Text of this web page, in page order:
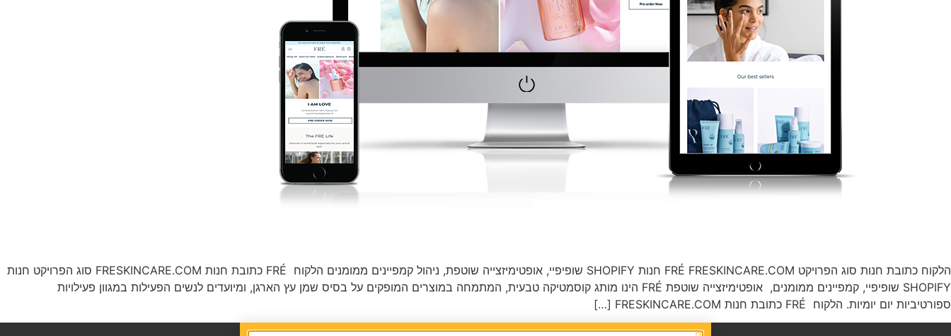
הלקוח כתובת חנות סוג הפרויקט FRÉ FRESKINCARE.COM חנות SHOPIFY שופיפיי, אופטימיזצייה שוטפת, ניהול קמפיינים ממומנים הלקוח FRÉ כתובת חנות FRESKINCARE.COM סוג הפרויקט חנות
SHOPIFY שופיפיי, קמפיינים ממומנים, אופטימיזצייה שוטפת FRÉ הינו מותג קוסמטיקה טבעית, המתמחה במוצרים המופקים על בסיס שמן עץ הארגן, ומיועדים לנשים הפעילות במגוון פעילויות
ספורטיביות יום יומיות. הלקוח FRÉ כתובת חנות FRESKINCARE.COM […]